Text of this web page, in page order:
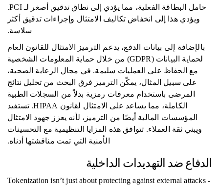
حامل البطاقة الفعلية، مما يؤدي إلى نطاق تدقيق أصغر لـ PCI.
ويؤدي هذا إلى انخفاض تكاليف الامتثال وإجراءات تدقيق أكثر
سلاسة.
بالإضافة إلى بيانات الدفع، يدعم الترميز الامتثال للقانون العام
لحماية البيانات (GDPR) من خلال حماية المعلومات الشخصية
مع الحفاظ على العمليات سليمة. في مجال الرعاية الصحية،
على سبيل المثال، يمكّن الترميز فرق البحث من تحليل نتائج
المرضى باستخدام معرفات رمزية بدلاً من السجلات الطبية
الكاملة، مما يساعد على الامتثال لقانون HIPAA. تستفيد
المؤسسات المالية أيضًا من الترميز، لأنه يعزز جهود الامتثال
ويبني ثقة العملاء. تتوافق هذه المزايا التنظيمية مع التحسينات
الأمنية التي تمت مناقشتها أدناه.
الدفاع ضد التهديدات الداخلية
Tokenization isn’t just about protecting against external attacks -